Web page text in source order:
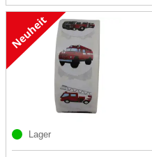
Lager